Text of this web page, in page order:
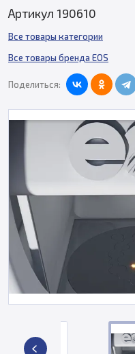
Артикул 190610
Все товары категории
Все товары бренда EOS
Поделиться: